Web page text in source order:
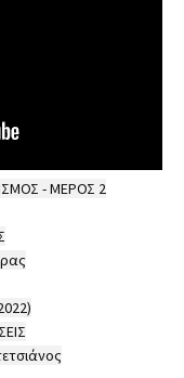
- ΜΕΡΟΣ 2